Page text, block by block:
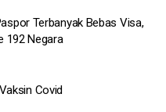
Terbanyak Bebas Visa,
192 Negara
Covid